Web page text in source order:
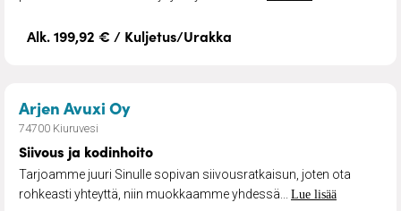
Alk. 199,92 € / Kuljetus/Urakka
Arjen Avuxi Oy– Siivous ja kodinhoito
74700 Kiuruvesi
Siivous ja kodinhoito
Tarjoamme juuri Sinulle sopivan siivousratkaisun, joten ota
rohkeasti yhteyttä, niin muokkaamme yhdessä... Lue lisää